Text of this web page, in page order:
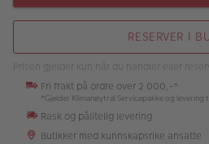
RESERVER I
Prisen gjelder kun når du handler eller
Fri frakt på ordre over 2 000,-*
*Gjelder Klimanøytral Servicepakke og levering
Rask og pålitelig levering
Butikker med kunnskapsrike ansatte